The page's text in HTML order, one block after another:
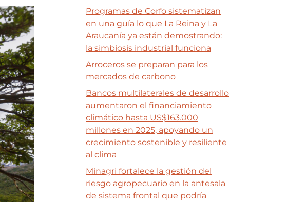
Programas de Corfo sistematizan
en una guía lo que La Reina y La
Araucanía ya están demostrando:
la simbiosis industrial funciona
Arroceros se preparan para los
mercados de carbono
Bancos multilaterales de desarrollo
aumentaron el financiamiento
climático hasta US$163.000
millones en 2025, apoyando un
crecimiento sostenible y resiliente
al clima
Minagri fortalece la gestión del
riesgo agropecuario en la antesala
de sistema frontal que podría